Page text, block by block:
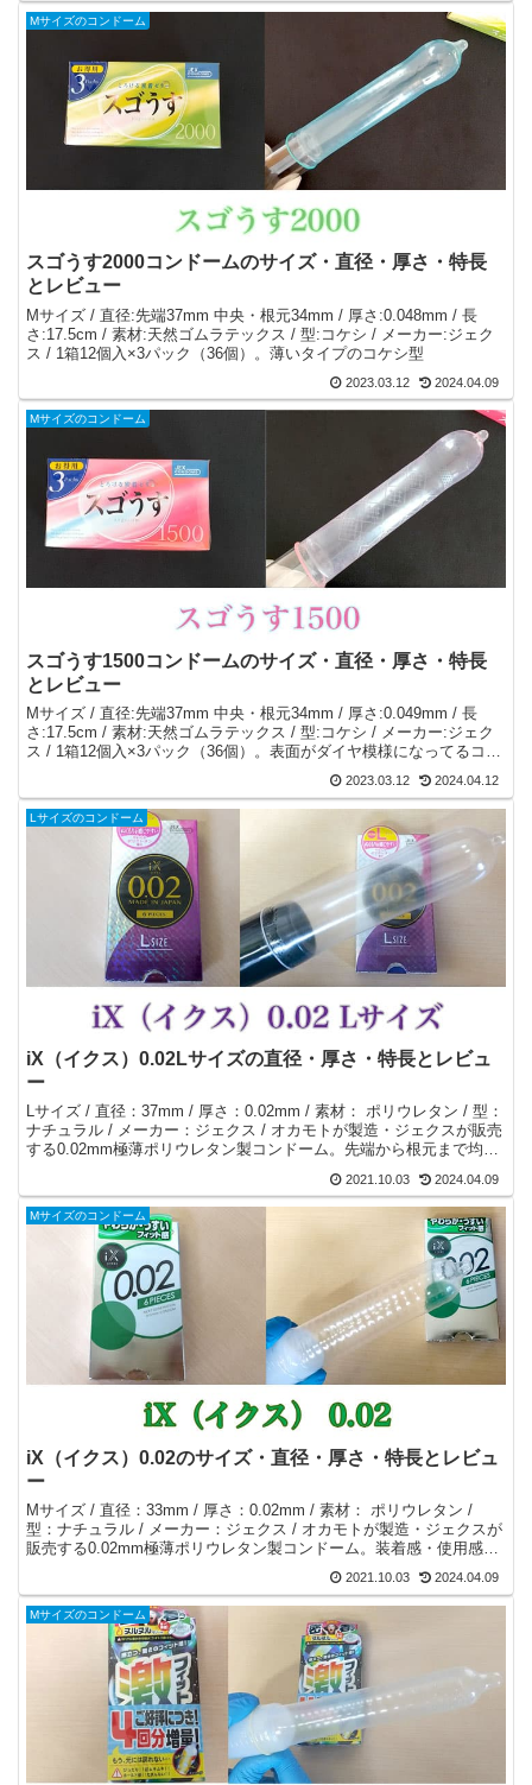
Mサイズのコンドーム
スゴうす2000コンドームのサイズ・直径・厚さ・特長
とレビュー
Mサイズ / 直径:先端37mm 中央・根元34mm / 厚さ:0.048mm / 長
さ:17.5cm / 素材:天然ゴムラテックス / 型:コケシ / メーカー:ジェク
ス / 1箱12個入×3パック（36個）。薄いタイプのコケシ型
2023.03.12 2024.04.09
Mサイズのコンドーム
スゴうす1500コンドームのサイズ・直径・厚さ・特長
とレビュー
Mサイズ / 直径:先端37mm 中央・根元34mm / 厚さ:0.049mm / 長
さ:17.5cm / 素材:天然ゴムラテックス / 型:コケシ / メーカー:ジェク
ス / 1箱12個入×3パック（36個）。表面がダイヤ模様になってるコケ
2023.03.12 2024.04.12
Lサイズのコンドーム
iX（イクス）0.02Lサイズの直径・厚さ・特長とレビュ
ー
Lサイズ / 直径：37mm / 厚さ：0.02mm / 素材： ポリウレタン / 型：
ナチュラル / メーカー：ジェクス / オカモトが製造・ジェクスが販売
する0.02mm極薄ポリウレタン製コンドーム。先端から根元まで均一
2021.10.03 2024.04.09
Mサイズのコンドーム
iX（イクス）0.02のサイズ・直径・厚さ・特長とレビュ
ー
Mサイズ / 直径：33mm / 厚さ：0.02mm / 素材： ポリウレタン /
型：ナチュラル / メーカー：ジェクス / オカモトが製造・ジェクスが
販売する0.02mm極薄ポリウレタン製コンドーム。装着感・使用感
2021.10.03 2024.04.09
Mサイズのコンドーム